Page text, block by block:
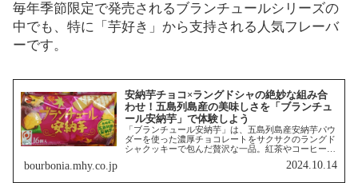
毎年季節限定で発売されるブランチュールシリーズの
中でも、特に「芋好き」から支持される人気フレーバ
ーです。
安納芋チョコ×ラングドシャの絶妙な組み合
わせ！五島列島産の美味しさを「ブランチュ
ール安納芋」で体験しよう
「ブランチュール安納芋」は、五島列島産安納芋パウ
ダーを使った濃厚チョコレートをサクサクのラングド
シャクッキーで包んだ贅沢な一品。紅茶やコーヒーと
の相性も抜群で、自然な甘さと上品な香りが楽しめま
bourbonia.mhy.co.jp 2024.10.14